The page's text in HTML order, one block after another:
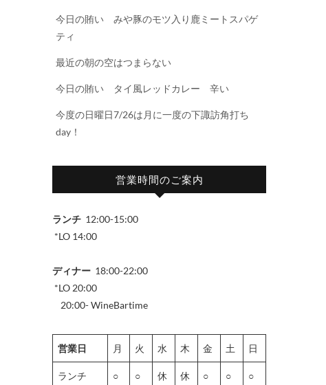
今日の賄い みや豚のモツ入り鹿ミートスパゲ
ティ
最近の朝の空はつまらない
今日の賄い タイ風レッドカレー 辛い
今度の日曜日7/26は月に一度の下諏訪角打ち
day！
営業時間のご案内
ランチ 12:00-15:00
*LO 14:00
ディナー 18:00-22:00
*LO 20:00
20:00- WineBartime
営業日 月 火 水 木 金 土 日
ランチ ○ ○ 休 休 ○ ○ ○